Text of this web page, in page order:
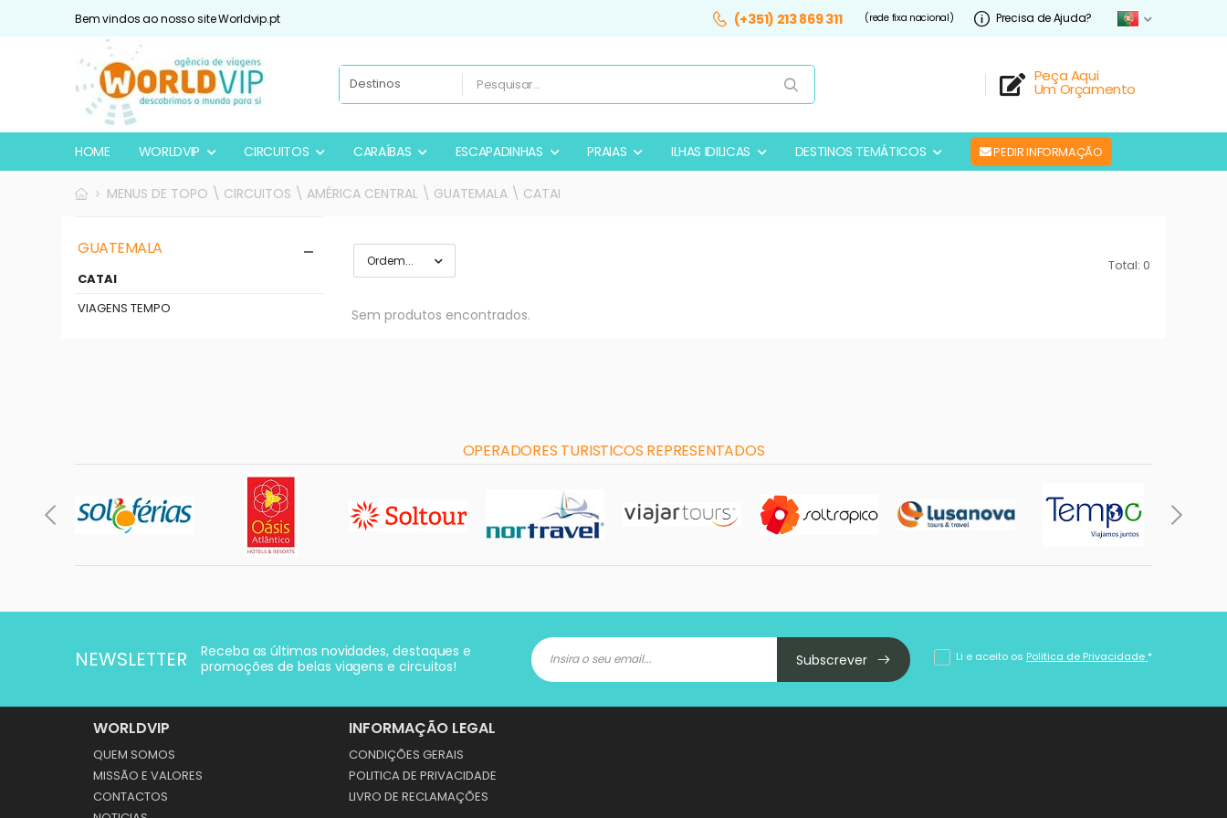
Bem vindos ao nosso site Worldvip.pt (+351) 213 869 311 (rede fixa nacional) Precisa de Ajuda?
Peça Aqui
Um Orçamento
HOME WORLDVIP CIRCUITOS CARAÍBAS ESCAPADINHAS PRAIAS ILHAS IDILICAS DESTINOS TEMÁTICOS PEDIR INFORMAÇÃO
MENUS DE TOPO \ CIRCUITOS \ AMÉRICA CENTRAL \ GUATEMALA \ CATAI
GUATEMALA
CATAI
VIAGENS TEMPO
Total: 0
Sem produtos encontrados.
OPERADORES TURISTICOS REPRESENTADOS
NEWSLETTER
Receba as últimas novidades, destaques e
promoções de belas viagens e circuitos!
Subscrever Li e aceito os Politica de Privacidade *
WORLDVIP
QUEM SOMOS
MISSÃO E VALORES
CONTACTOS
INFORMAÇÃO LEGAL
CONDIÇÕES GERAIS
POLITICA DE PRIVACIDADE
LIVRO DE RECLAMAÇÕES